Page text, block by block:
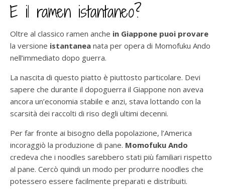
E il ramen istantaneo?
Oltre al classico ramen anche in Giappone puoi provare
la versione istantanea nata per opera di Momofuku Ando
nell’immediato dopo guerra.
La nascita di questo piatto è piuttosto particolare. Devi
sapere che durante il dopoguerra il Giappone non aveva
ancora un’economia stabile e anzi, stava lottando con la
scarsità dei raccolti di riso degli ultimi decenni.
Per far fronte ai bisogno della popolazione, l’America
incoraggiò la produzione di pane. Momofuku Ando
credeva che i noodles sarebbero stati più familiari rispetto
al pane. Cercò quindi un modo per produrre noodles che
potessero essere facilmente preparati e distribuiti.